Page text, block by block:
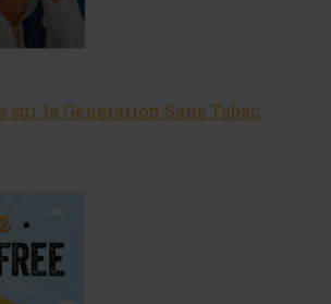
la Génération Sans Tabac